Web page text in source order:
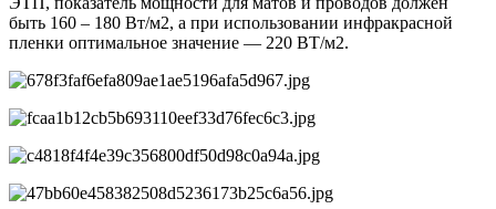
быть 160 – 180 Вт/м2, а при использовании инфракрасной
пленки оптимальное значение — 220 ВТ/м2.